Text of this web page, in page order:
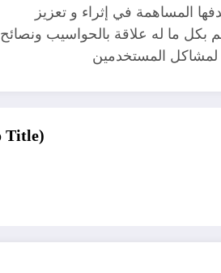
المساهمة في إثراء و تعزيز
بكل ما له علاقة بالحواسيب ونصائح
لمشاكل المستخدمين
(No Title)